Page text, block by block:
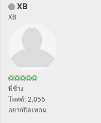
XB
XB
พี่ช้าง
โพสต์: 2,056
อยากปิดเทอม